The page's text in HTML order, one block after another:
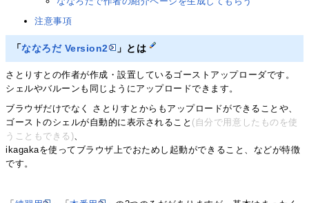
注意事項
「ななろだ Version2 」とは
さとりすとの作者が作成・設置しているゴーストアップローダです。
シェルやバルーンも同じようにアップロードできます。
ブラウザだけでなく さとりすとからもアップロードができることや、
ゴーストのシェルが自動的に表示されること (自分で用意したものを使
うこともできる)、
ikagakaを使ってブラウザ上でおためし起動ができること、などが特徴
です。